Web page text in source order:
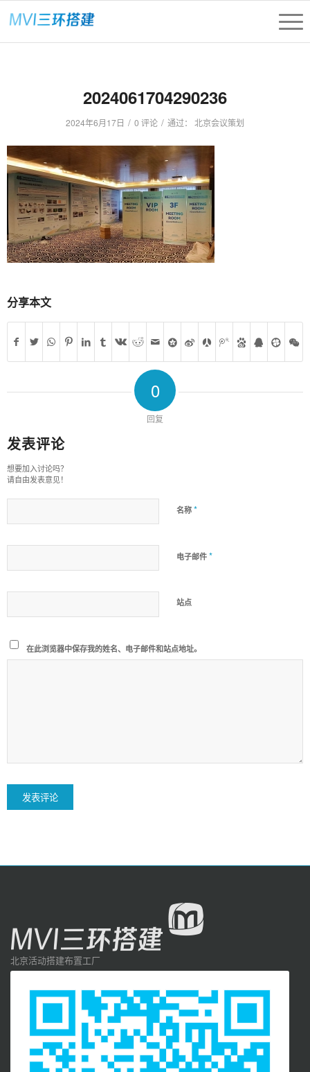
2024061704290236
2024年6月17日 / 0 评论 / 通过： 北京会议策划
分享本文
0
回复
发表评论
想要加入讨论吗？
请自由发表意见！
名称 *
电子邮件 *
站点
在此浏览器中保存我的姓名、电子邮件和站点地址。
北京活动搭建布置工厂